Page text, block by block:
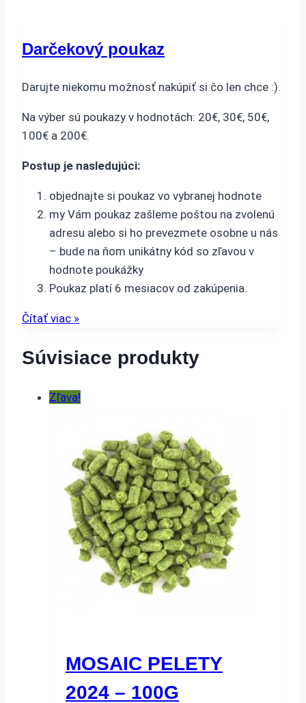
Darčekový poukaz
Darujte niekomu možnosť nakúpiť si čo len chce :).
Na výber sú poukazy v hodnotách: 20€, 30€, 50€,
100€ a 200€.
Postup je nasledujúci:
objednajte si poukaz vo vybranej hodnote
my Vám poukaz zašleme poštou na zvolenú
adresu alebo si ho prevezmete osobne u nás
– bude na ňom unikátny kód so zľavou v
hodnote poukážky
Poukaz platí 6 mesiacov od zakúpenia.
Čítať viac »
Súvisiace produkty
Zľava!
MOSAIC PELETY
2024 – 100G